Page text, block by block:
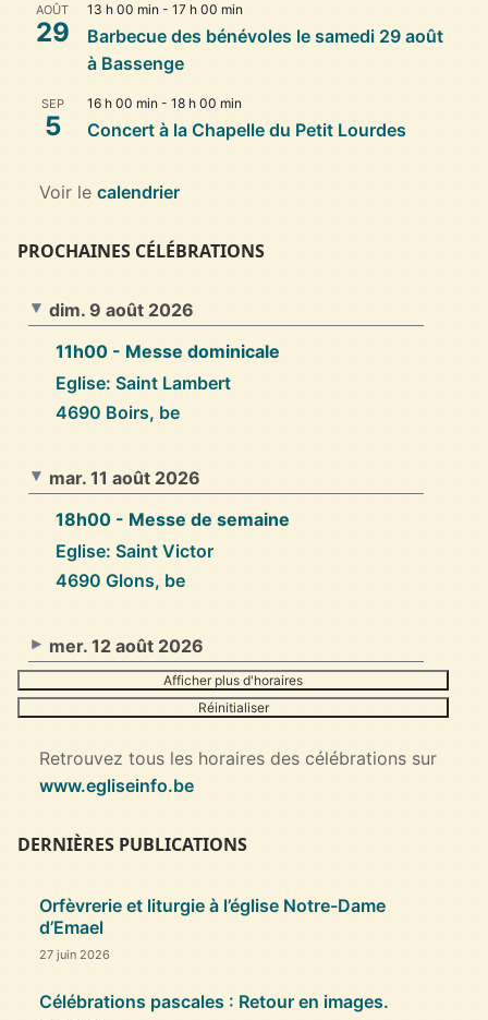
AOÛT
29
13 h 00 min - 17 h 00 min
Barbecue des bénévoles le samedi 29 août
à Bassenge
SEP
5
16 h 00 min - 18 h 00 min
Concert à la Chapelle du Petit Lourdes
Voir le calendrier
PROCHAINES CÉLÉBRATIONS
dim. 9 août 2026
11h00 - Messe dominicale
Eglise: Saint Lambert
4690 Boirs, be
mar. 11 août 2026
18h00 - Messe de semaine
Eglise: Saint Victor
4690 Glons, be
mer. 12 août 2026
Afficher plus d'horaires
Réinitialiser
Retrouvez tous les horaires des célébrations sur
www.egliseinfo.be
DERNIÈRES PUBLICATIONS
Orfèvrerie et liturgie à l’église Notre-Dame
d’Emael
27 juin 2026
Célébrations pascales : Retour en images.